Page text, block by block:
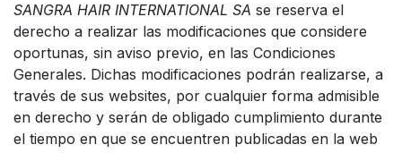
SANGRA HAIR INTERNATIONAL SA se reserva el
derecho a realizar las modificaciones que considere
oportunas, sin aviso previo, en las Condiciones
Generales. Dichas modificaciones podrán realizarse, a
través de sus websites, por cualquier forma admisible
en derecho y serán de obligado cumplimiento durante
el tiempo en que se encuentren publicadas en la web